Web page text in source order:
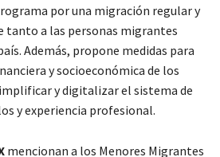
por una migración regular y
tanto a las personas migrantes
Además, propone medidas para
y socioeconómica de los
y digitalizar el sistema de
y experiencia profesional.
mencionan a los Menores Migrantes